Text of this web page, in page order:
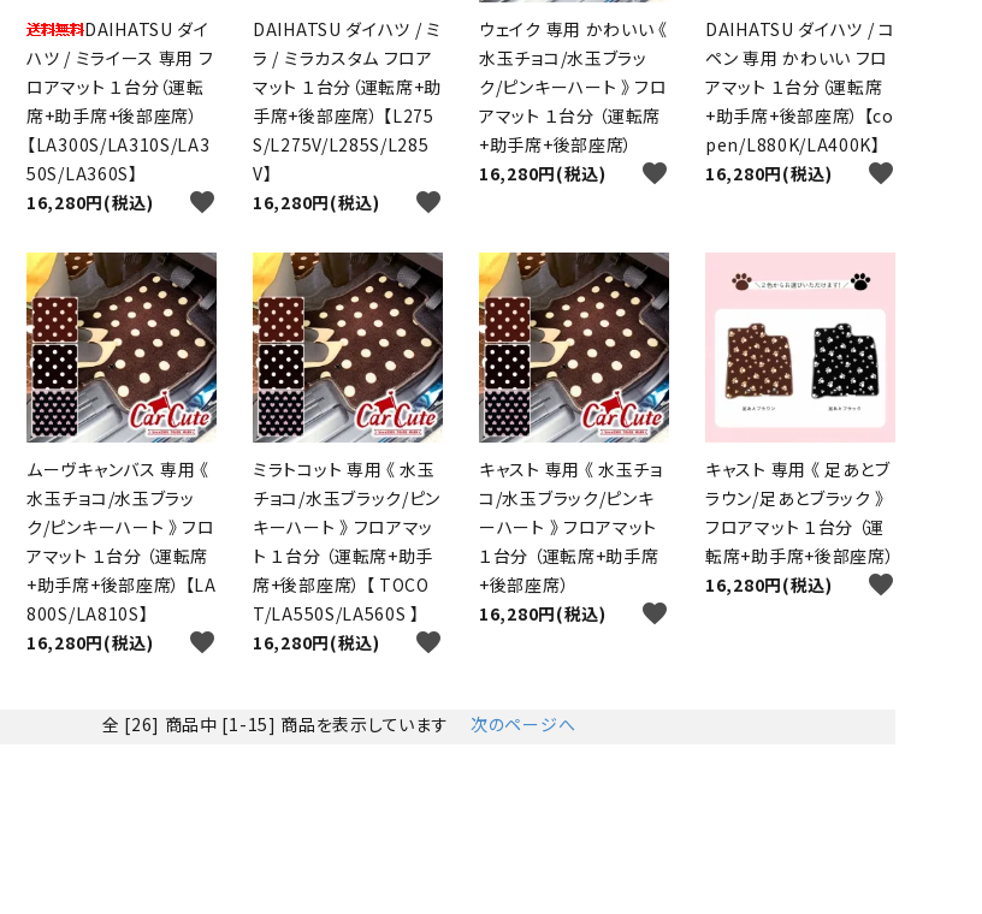
DAIHATSU ダイ
ハツ / ミライース 専用 フ
ロアマット １台分（運転
席+助手席+後部座席）
【LA300S/LA310S/LA3
50S/LA360S】
16,280円(税込)
favorite
DAIHATSU ダイハツ / ミ
ラ / ミラカスタム フロア
マット １台分（運転席+助
手席+後部座席） 【L275
S/L275V/L285S/L285
V】
16,280円(税込)
favorite
ウェイク 専用 かわいい 《
水玉チョコ/水玉ブラッ
ク/ピンキーハート 》 フロ
アマット １台分 （運転席
+助手席+後部座席）
16,280円(税込)
favorite
DAIHATSU ダイハツ / コ
ペン 専用 かわいい フロ
アマット １台分（運転席
+助手席+後部座席） 【co
pen/L880K/LA400K】
16,280円(税込)
favorite
ムーヴキャンバス 専用 《
水玉チョコ/水玉ブラッ
ク/ピンキーハート 》 フロ
アマット １台分 （運転席
+助手席+後部座席） 【LA
800S/LA810S】
16,280円(税込)
favorite
ミラトコット 専用 《 水玉
チョコ/水玉ブラック/ピン
キーハート 》 フロアマッ
ト １台分 （運転席+助手
席+後部座席） 【 TOCO
T/LA550S/LA560S 】
16,280円(税込)
favorite
キャスト 専用 《 水玉チョ
コ/水玉ブラック/ピンキ
ーハート 》 フロアマット
１台分 （運転席+助手席
+後部座席）
16,280円(税込)
favorite
キャスト 専用 《 足あとブ
ラウン/足あとブラック 》
フロアマット １台分 （運
転席+助手席+後部座席）
16,280円(税込)
favorite
全 [26] 商品中 [1-15] 商品を表示しています 次のページへ